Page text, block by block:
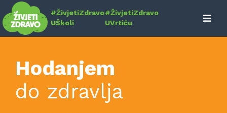
Skip
to
content
#ŽivjetiZdravo
UŠkoli
#ŽivjetiZdravo
UVrtiću
Hodanjem
do zdravlja